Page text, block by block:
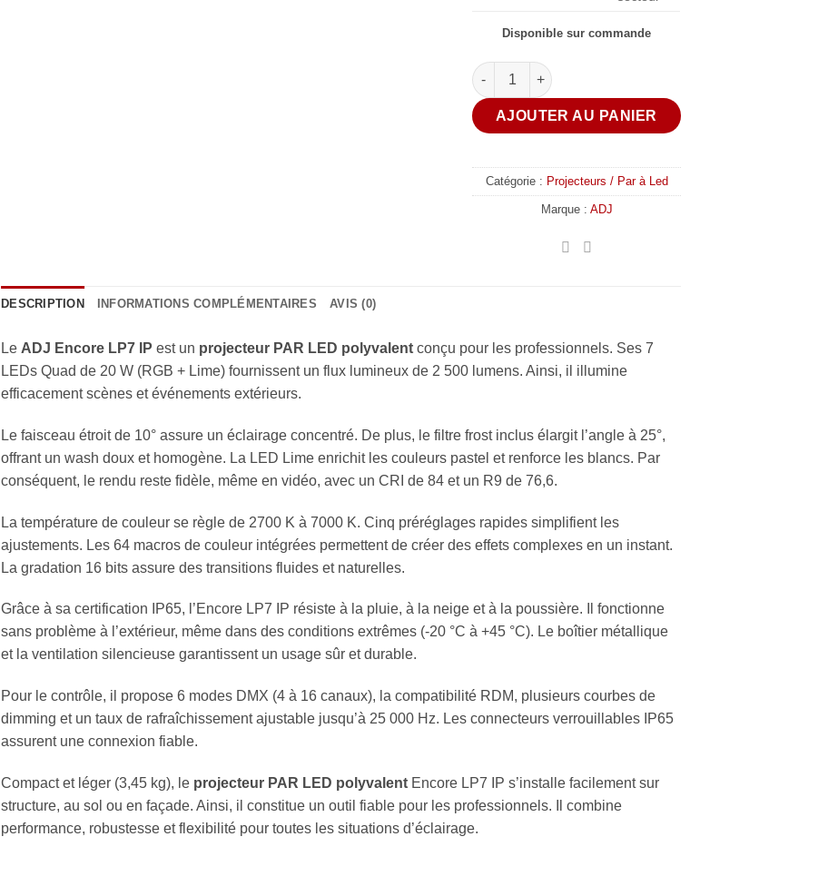
Disponible sur commande
quantité de ADJ - Encore LP7IP
AJOUTER AU PANIER
Catégorie : Projecteurs / Par à Led
Marque : ADJ
DESCRIPTION INFORMATIONS COMPLÉMENTAIRES AVIS (0)
Le ADJ Encore LP7 IP est un projecteur PAR LED polyvalent conçu pour les professionnels. Ses 7
LEDs Quad de 20 W (RGB + Lime) fournissent un flux lumineux de 2 500 lumens. Ainsi, il illumine
efficacement scènes et événements extérieurs.
Le faisceau étroit de 10° assure un éclairage concentré. De plus, le filtre frost inclus élargit l’angle à 25°,
offrant un wash doux et homogène. La LED Lime enrichit les couleurs pastel et renforce les blancs. Par
conséquent, le rendu reste fidèle, même en vidéo, avec un CRI de 84 et un R9 de 76,6.
La température de couleur se règle de 2700 K à 7000 K. Cinq préréglages rapides simplifient les
ajustements. Les 64 macros de couleur intégrées permettent de créer des effets complexes en un instant.
La gradation 16 bits assure des transitions fluides et naturelles.
Grâce à sa certification IP65, l’Encore LP7 IP résiste à la pluie, à la neige et à la poussière. Il fonctionne
sans problème à l’extérieur, même dans des conditions extrêmes (-20 °C à +45 °C). Le boîtier métallique
et la ventilation silencieuse garantissent un usage sûr et durable.
Pour le contrôle, il propose 6 modes DMX (4 à 16 canaux), la compatibilité RDM, plusieurs courbes de
dimming et un taux de rafraîchissement ajustable jusqu’à 25 000 Hz. Les connecteurs verrouillables IP65
assurent une connexion fiable.
Compact et léger (3,45 kg), le projecteur PAR LED polyvalent Encore LP7 IP s’installe facilement sur
structure, au sol ou en façade. Ainsi, il constitue un outil fiable pour les professionnels. Il combine
performance, robustesse et flexibilité pour toutes les situations d’éclairage.